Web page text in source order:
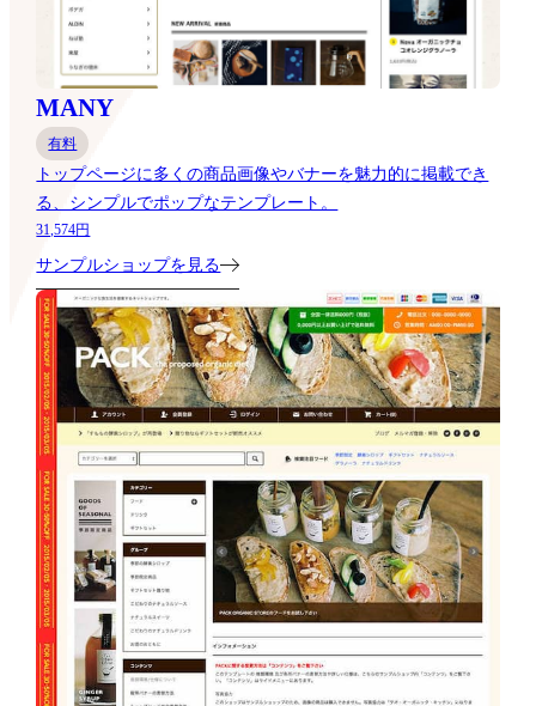
MANY
有料
トップページに多くの商品画像やバナーを魅力的に掲載でき
る、シンプルでポップなテンプレート。
31,574円
サンプルショップを見る